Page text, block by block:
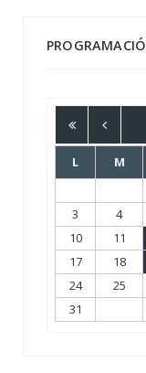
L M
3
4
10
11
17
18
24
25
31